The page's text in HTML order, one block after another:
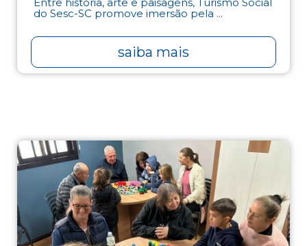
Entre história, arte e paisagens, Turismo Social
do Sesc-SC promove imersão pela ...
saiba mais